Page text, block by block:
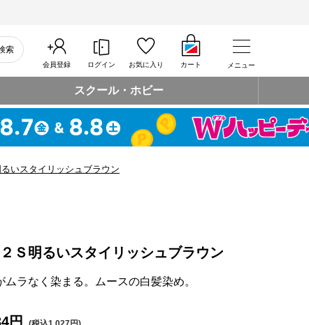
索
会員登録 ログイン お気に入り カート メニュー
スクール・ホビー
いスタイリッシュブラウン
Ｓ明るいスタイリッシュブラウン
ラなく染まる。ムースの白髪染め。
円